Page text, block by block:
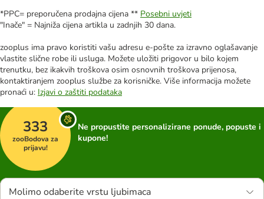
*PPC= preporučena prodajna cijena ** Posebni uvjeti
"Inače" = Najniža cijena artikla u zadnjih 30 dana.
zooplus ima pravo koristiti vašu adresu e-pošte za izravno oglašavanje
vlastite slične robe ili usluga. Možete uložiti prigovor u bilo kojem
trenutku, bez ikakvih troškova osim osnovnih troškova prijenosa,
kontaktiranjem zooplus službe za korisničke. Više informacija možete
pronaći u: Izjavi o zaštiti podataka
333
zooBodova za
prijavu!
Ne propustite personalizirane ponude, popuste i
kupone!
Molimo odaberite vrstu ljubimaca